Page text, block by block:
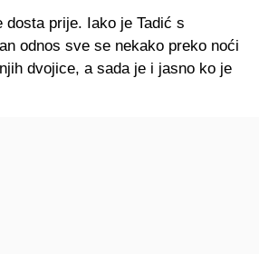
dosta prije. Iako je Tadić s
odnos sve se nekako preko noći
dvojice, a sada je i jasno ko je